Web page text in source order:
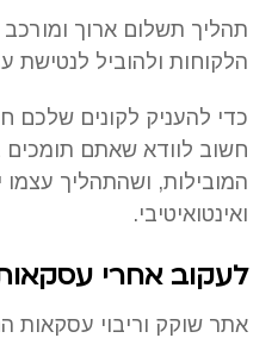
תהליך תשלום ארוך
הלקוחות ולהוביל לנטישת
כדי להעניק לקונים שלכם
חשוב לוודא שאתם
המובילות, ושהתהליך עצמו
ואינטואיטיבי.
לעקוב אחרי
אתר שוקק וריבוי